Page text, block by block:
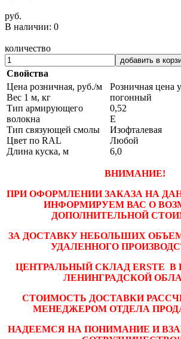
руб.
В наличии: 0
количество
добавить в
Свойства
Цена розничная, руб./м
Вес 1 м, кг
Тип армирующего
волокна
Тип связующей смолы
Цвет по RAL
Длина куска, м
Розничная цена
погонный
0,52
Е
Изофталевая
Любой
6,0
ВНИМАНИЕ!
ПРИ ОФОРМЛЕНИИ ЗАКАЗА НА
ИНФОРМИРУЕМ ВАС О
ДОПОЛНИТЕЛЬНОЙ
ЗА ДОСТАВКУ НЕБОЛЬШИХ
УДАЛЕННОГО
ЦЕНТРАЛЬНЫЙ СКЛАД ERSTE В
ЛЕНИНГРАДСКОЙ
СТОИМОСТЬ ДОСТАВКИ
МЕНЕДЖЕРОМ ОТДЕЛА
НАДЕЕМСЯ НА ПОНИМАНИЕ И